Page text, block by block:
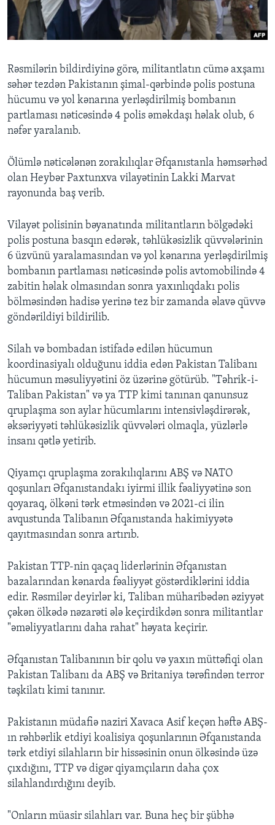
BIZI IZLƏYIN
Dillər
Rəsmilərin bildirdiyinə görə, militantlatın cümə axşamı
səhər tezdən Pakistanın şimal-qərbində polis postuna
hücumu və yol kənarına yerləşdirilmiş bombanın
partlaması nəticəsində 4 polis əməkdaşı həlak olub, 6
nəfər yaralanıb.
Ölümlə nəticələnən zorakılıqlar Əfqanıstanla həmsərhəd
olan Heybər Paxtunxva vilayətinin Lakki Marvat
rayonunda baş verib.
Vilayət polisinin bəyanatında militantların bölgədəki
polis postuna basqın edərək, təhlükəsizlik qüvvələrinin
6 üzvünü yaralamasından və yol kənarına yerləşdirilmiş
bombanın partlaması nəticəsində polis avtomobilində 4
zabitin həlak olmasından sonra yaxınlıqdakı polis
bölməsindən hadisə yerinə tez bir zamanda əlavə qüvvə
göndərildiyi bildirilib.
Silah və bombadan istifadə edilən hücumun
koordinasiyalı olduğunu iddia edən Pakistan Talibanı
hücumun məsuliyyətini öz üzərinə götürüb. "Təhrik-i-
Taliban Pakistan" və ya TTP kimi tanınan qanunsuz
qruplaşma son aylar hücumlarını intensivləşdirərək,
əksəriyyəti təhlükəsizlik qüvvələri olmaqla, yüzlərlə
insanı qətlə yetirib.
Qiyamçı qruplaşma zorakılıqlarını ABŞ və NATO
qoşunları Əfqanıstandakı iyirmi illik fəaliyyətinə son
qoyaraq, ölkəni tərk etməsindən və 2021-ci ilin
avqustunda Talibanın Əfqanıstanda hakimiyyətə
qayıtmasından sonra artırıb.
Pakistan TTP-nin qaçaq liderlərinin Əfqanıstan
bazalarından kənarda fəaliyyət göstərdiklərini iddia
edir. Rəsmilər deyirlər ki, Taliban müharibədən əziyyət
çəkən ölkədə nəzarəti ələ keçirdikdən sonra militantlar
"əməliyyatlarını daha rahat" həyata keçirir.
Əfqanıstan Talibanının bir qolu və yaxın müttəfiqi olan
Pakistan Talibanı da ABŞ və Britaniya tərəfindən terror
təşkilatı kimi tanınır.
Pakistanın müdafiə naziri Xavaca Asif keçən həftə ABŞ-
ın rəhbərlik etdiyi koalisiya qoşunlarının Əfqanıstanda
tərk etdiyi silahların bir hissəsinin onun ölkəsində üzə
çıxdığını, TTP və digər qiyamçıların daha çox
silahlandırdığını deyib.
"Onların müasir silahları var. Buna heç bir şübhə